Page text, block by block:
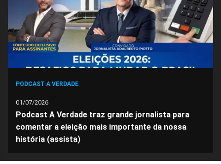
PODCAST A VERDADE
01/07/2026
Podcast A Verdade traz grande jornalista para
comentar a eleição mais importante da nossa
história (assista)